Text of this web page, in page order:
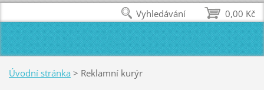
Úvodní stránka > Reklamní kurýr
0,00 Kč
Vyhledávání